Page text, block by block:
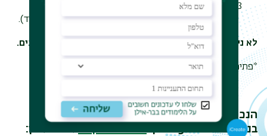
אבטחה (בהתאם לתנאים המפורטים בתקנון שכר הלימוד).
לא ניתן יהיה לדון בבקשה אשר לא יצורפו אליה כל המסמכים.
*פתיחת התכנית מותנית במס' נרשמים.
הנכם מוזמנים ליצור עמנו קשר לפרטים נוספים
בנושא מכינה 30+ דרך
או בטלפון: